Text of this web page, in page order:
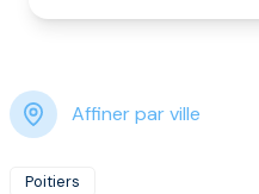
Affiner par ville
Poitiers